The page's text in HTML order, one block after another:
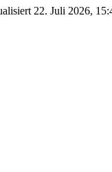
22. Juli 2026,